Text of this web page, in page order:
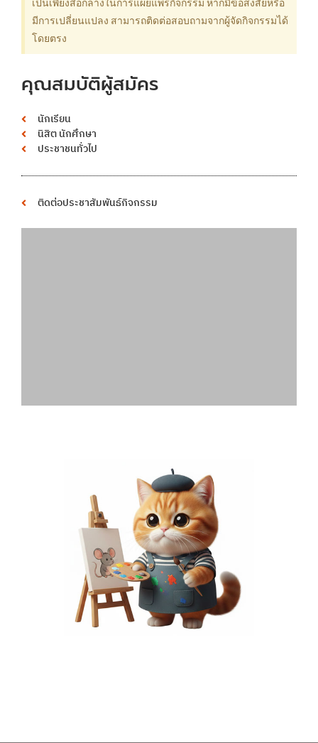
เป็นเพียงสื่อกลางในการแผยแพร่กิจกรรม หากมีข้อสงสัยหรือ
มีการเปลี่ยนแปลง สามารถติดต่อสอบถามจากผู้จัดกิจกรรมได้
โดยตรง
คุณสมบัติผู้สมัคร
นักเรียน
นิสิต นักศึกษา
ประชาชนทั่วไป
ติดต่อประชาสัมพันธ์กิจกรรม